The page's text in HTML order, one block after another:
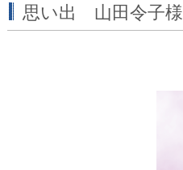
思い出 山田令子様